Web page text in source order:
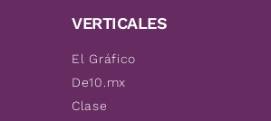
VERTICALES
El Gráfico
De10.mx
Clase